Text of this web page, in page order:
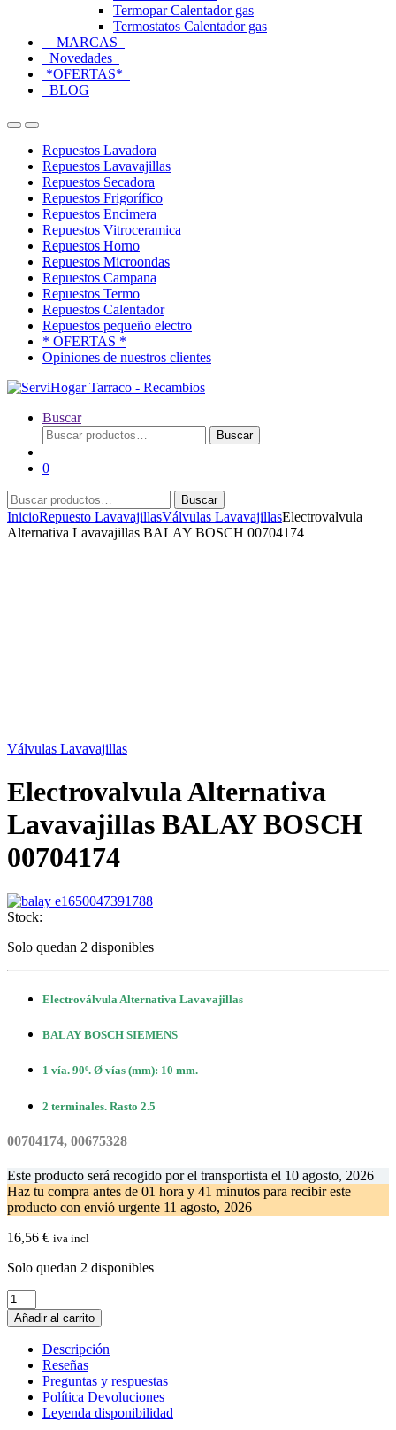
Termopar Calentador gas
Termostatos Calentador gas
MARCAS
Novedades
*OFERTAS*
BLOG
OpenClose
Repuestos Lavadora
Repuestos Lavavajillas
Repuestos Secadora
Repuestos Frigorífico
Repuestos Encimera
Repuestos Vitroceramica
Repuestos Horno
Repuestos Microondas
Repuestos Campana
Repuestos Termo
Repuestos Calentador
Repuestos pequeño electro
* OFERTAS *
Opiniones de nuestros clientes
Buscar
Buscar
por:
Buscar
0
Buscar
por:
Buscar
InicioRepuesto LavavajillasVálvulas LavavajillasElectrovalvula
Alternativa Lavavajillas BALAY BOSCH 00704174
Válvulas Lavavajillas
Electrovalvula Alternativa
Lavavajillas BALAY BOSCH
00704174
Stock:
Solo quedan 2 disponibles
Electroválvula Alternativa Lavavajillas
BALAY BOSCH SIEMENS
1 vía. 90º. Ø vías (mm): 10 mm.
2 terminales. Rasto 2.5
00704174, 00675328
Este producto será recogido por el transportista el 10 agosto, 2026
Haz tu compra antes de 01 hora y 41 minutos para recibir este
producto con envió urgente 11 agosto, 2026
16,56 € iva incl
Solo quedan 2 disponibles
Electrovalvula
Alternativa
Lavavajillas
BALAY
BOSCH
00704174
cantidad
Añadir al carrito
Descripción
Reseñas
Preguntas y respuestas
Política Devoluciones
Leyenda disponibilidad